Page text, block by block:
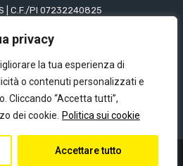
privacy
la tua esperienza di
o contenuti personalizzati e
Cliccando “Accetta tutti”,
dei cookie.
Politica sui cookie
Accettare tutto
| C.F./PI 07232240825
Francesco Cammuca | Registro
| Telefono:+39 371 788 7216
2023 powered by Primitive web